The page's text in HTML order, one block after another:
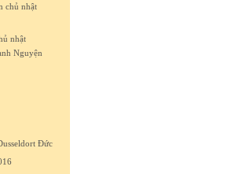
chủ nhật
nhật
Nguyện
Đức